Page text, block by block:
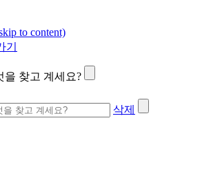
to content)
기
을 찾고 계세요?
삭제